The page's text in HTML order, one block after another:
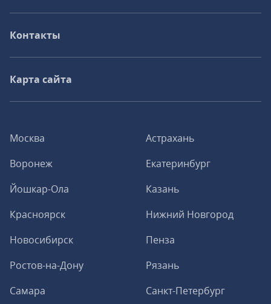
Москва
Астрахань
Воронеж
Екатеринбург
Йошкар-Ола
Казань
Красноярск
Нижний Новгород
Новосибирск
Пенза
Ростов-на-Дону
Рязань
Самара
Санкт-Петербург
Контакты
Карта сайта